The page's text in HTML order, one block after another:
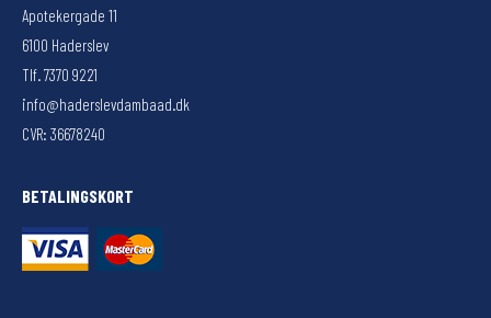
Apotekergade 11
6100 Haderslev
Tlf. 7370 9221
info@haderslevdambaad.dk
CVR: 36678240
BETALINGSKORT